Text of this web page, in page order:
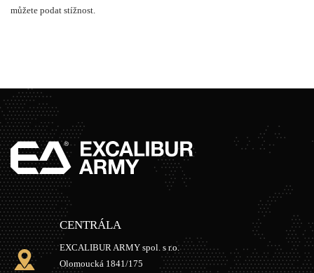
můžete podat stížnost.
CENTRÁLA
EXCALIBUR ARMY spol. s r.o.
Olomoucká 1841/175